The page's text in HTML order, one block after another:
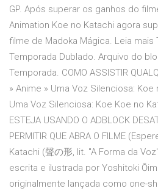
GP. Após superar os ganhos do
Animation Koe no Katachi agora
filme de Madoka Mágica. Leia mais
Temporada Dublado. Arquivo do
Temporada. COMO ASSISTIR
» Anime » Uma Voz Silenciosa:
Uma Voz Silenciosa: Koe Koe no
ESTEJA USANDO O ADBLOCK
PERMITIR QUE ABRA O FILME
Katachi (聲の形, lit. "A Forma da
escrita e ilustrada por Yoshitoki
originalmente lançada como one-